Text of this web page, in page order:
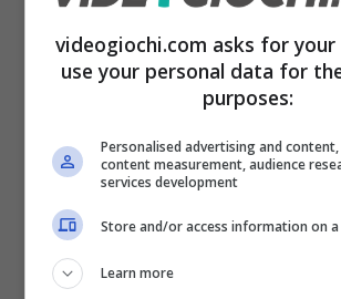
Addio bei tempi, ora il massimo è di tre
principale a cui è intestato l’abbonamento.
videogiochi.com asks for
use your personal data for
purposes:
Personalised advertising and
content measurement, audience
services development
Store and/or access information on a
Learn more